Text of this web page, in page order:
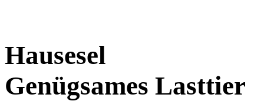
Hausesel
Genügsames Lasttier